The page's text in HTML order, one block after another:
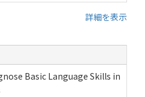
詳細を表示
Basic Language Skills in